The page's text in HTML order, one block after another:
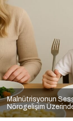
Malnütrisyonun
Nörogelişim